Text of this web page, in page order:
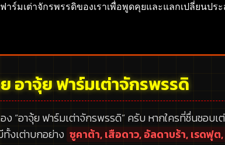
าร์มเต่าจักรพรรดิของเราเพื่อพูดคุยและแลกเปลี่ยนป
อาจุ้ย ฟาร์มเต่าจักรพรรดิ
ง “อาจุ้ย ฟาร์มเต่าจักรพรรดิ”ครับ หากใครที่ชื่นชอบเ
งเต่าบกอย่าง ซูคาต้า, เสือดาว, อัลดาบร้า, เรดฟุต